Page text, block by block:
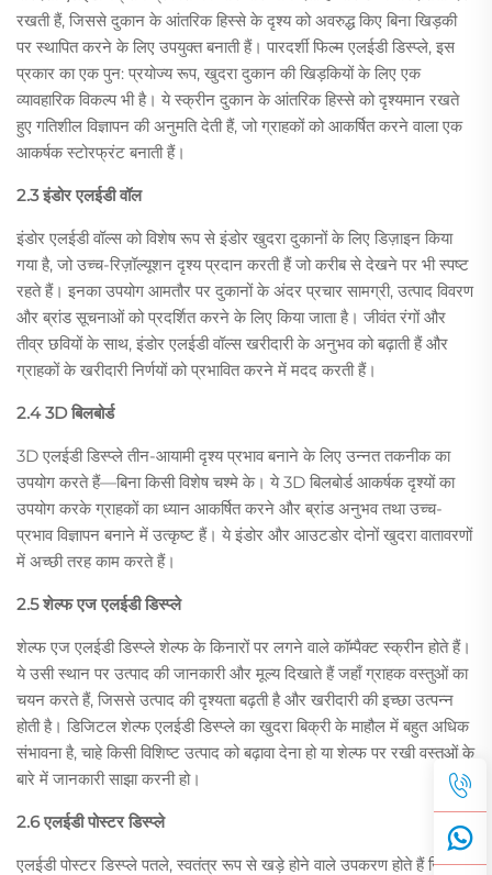
रखती हैं, जिससे दुकान के आंतरिक हिस्से के दृश्य को अवरुद्ध किए बिना खिड़की
पर स्थापित करने के लिए उपयुक्त बनाती हैं। पारदर्शी फिल्म एलईडी डिस्प्ले, इस
प्रकार का एक पुन: प्रयोज्य रूप, खुदरा दुकान की खिड़कियों के लिए एक
व्यावहारिक विकल्प भी है। ये स्क्रीन दुकान के आंतरिक हिस्से को दृश्यमान रखते
हुए गतिशील विज्ञापन की अनुमति देती हैं, जो ग्राहकों को आकर्षित करने वाला एक
आकर्षक स्टोरफ्रंट बनाती हैं।
2.3 इंडोर एलईडी वॉल
इंडोर एलईडी वॉल्स को विशेष रूप से इंडोर खुदरा दुकानों के लिए डिज़ाइन किया
गया है, जो उच्च-रिज़ॉल्यूशन दृश्य प्रदान करती हैं जो करीब से देखने पर भी स्पष्ट
रहते हैं। इनका उपयोग आमतौर पर दुकानों के अंदर प्रचार सामग्री, उत्पाद विवरण
और ब्रांड सूचनाओं को प्रदर्शित करने के लिए किया जाता है। जीवंत रंगों और
तीव्र छवियों के साथ, इंडोर एलईडी वॉल्स खरीदारी के अनुभव को बढ़ाती हैं और
ग्राहकों के खरीदारी निर्णयों को प्रभावित करने में मदद करती हैं।
2.4 3D बिलबोर्ड
3D एलईडी डिस्प्ले तीन-आयामी दृश्य प्रभाव बनाने के लिए उन्नत तकनीक का
उपयोग करते हैं—बिना किसी विशेष चश्मे के। ये 3D बिलबोर्ड आकर्षक दृश्यों का
उपयोग करके ग्राहकों का ध्यान आकर्षित करने और ब्रांड अनुभव तथा उच्च-
प्रभाव विज्ञापन बनाने में उत्कृष्ट हैं। ये इंडोर और आउटडोर दोनों खुदरा वातावरणों
में अच्छी तरह काम करते हैं।
2.5 शेल्फ एज एलईडी डिस्प्ले
शेल्फ एज एलईडी डिस्प्ले शेल्फ के किनारों पर लगने वाले कॉम्पैक्ट स्क्रीन होते हैं।
ये उसी स्थान पर उत्पाद की जानकारी और मूल्य दिखाते हैं जहाँ ग्राहक वस्तुओं का
चयन करते हैं, जिससे उत्पाद की दृश्यता बढ़ती है और खरीदारी की इच्छा उत्पन्न
होती है। डिजिटल शेल्फ एलईडी डिस्प्ले का खुदरा बिक्री के माहौल में बहुत अधिक
संभावना है, चाहे किसी विशिष्ट उत्पाद को बढ़ावा देना हो या शेल्फ पर रखी वस्तुओं के
बारे में जानकारी साझा करनी हो।
2.6 एलईडी पोस्टर डिस्प्ले
एलईडी पोस्टर डिस्प्ले पतले, स्वतंत्र रूप से खड़े होने वाले उपकरण होते हैं जिन्हें